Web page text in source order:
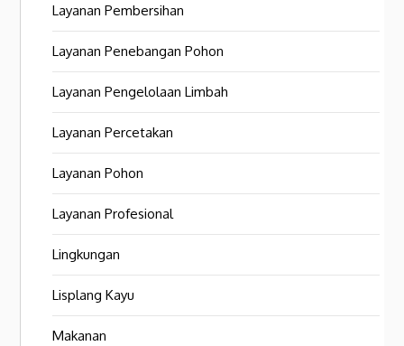
Layanan Pembersihan
Layanan Penebangan Pohon
Layanan Pengelolaan Limbah
Layanan Percetakan
Layanan Pohon
Layanan Profesional
Lingkungan
Lisplang Kayu
Makanan